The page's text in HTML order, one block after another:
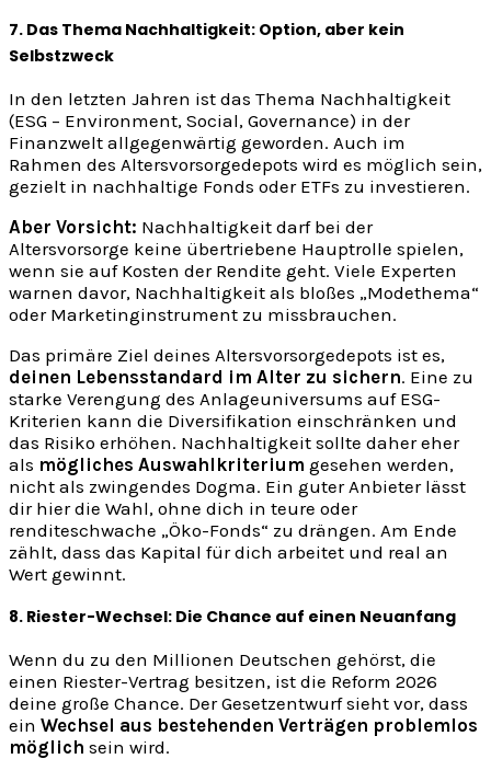
7. Das Thema Nachhaltigkeit: Option, aber kein
Selbstzweck
In den letzten Jahren ist das Thema Nachhaltigkeit
(ESG – Environment, Social, Governance) in der
Finanzwelt allgegenwärtig geworden. Auch im
Rahmen des Altersvorsorgedepots wird es möglich sein,
gezielt in nachhaltige Fonds oder ETFs zu investieren.
Aber Vorsicht: Nachhaltigkeit darf bei der
Altersvorsorge keine übertriebene Hauptrolle spielen,
wenn sie auf Kosten der Rendite geht. Viele Experten
warnen davor, Nachhaltigkeit als bloßes „Modethema“
oder Marketinginstrument zu missbrauchen.
Das primäre Ziel deines Altersvorsorgedepots ist es,
deinen Lebensstandard im Alter zu sichern. Eine zu
starke Verengung des Anlageuniversums auf ESG-
Kriterien kann die Diversifikation einschränken und
das Risiko erhöhen. Nachhaltigkeit sollte daher eher
als mögliches Auswahlkriterium gesehen werden,
nicht als zwingendes Dogma. Ein guter Anbieter lässt
dir hier die Wahl, ohne dich in teure oder
renditeschwache „Öko-Fonds“ zu drängen. Am Ende
zählt, dass das Kapital für dich arbeitet und real an
Wert gewinnt.
8. Riester-Wechsel: Die Chance auf einen Neuanfang
Wenn du zu den Millionen Deutschen gehörst, die
einen Riester-Vertrag besitzen, ist die Reform 2026
deine große Chance. Der Gesetzentwurf sieht vor, dass
ein Wechsel aus bestehenden Verträgen problemlos
möglich sein wird.